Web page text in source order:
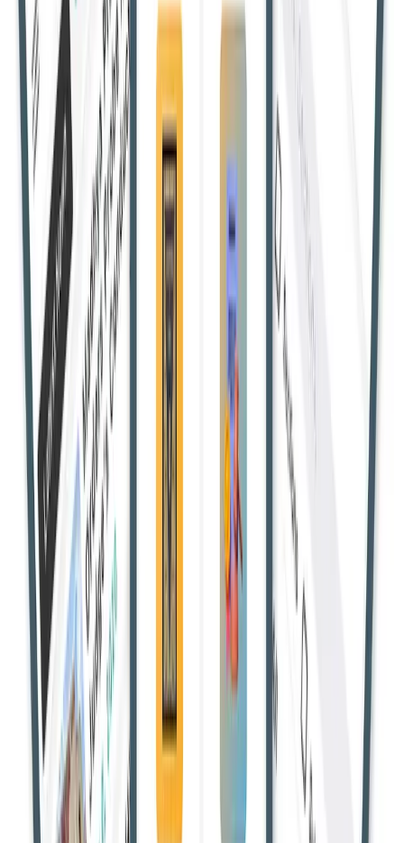
राजस्थान हाईकोर्ट ने वैवाहिक विवाद में पत्नी की अपील स्वीकार करते हुए
कहा कि संबंध पूरी तरह टूट चुके हैं और क्रूरता के आधार पर तलाक उचित
है।
Shivam Y.
20 Apr 2026, 19:15:48 IST